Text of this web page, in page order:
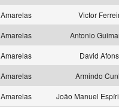
Amarelas
Victor
Amarelas
Antonio
Amarelas
David
Amarelas
Armindo
Amarelas
João Manuel